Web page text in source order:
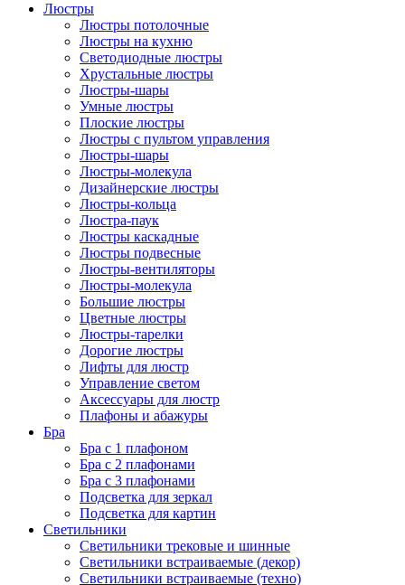
Люстры
Люстры потолочные
Люстры на кухню
Светодиодные люстры
Хрустальные люстры
Люстры-шары
Умные люстры
Плоские люстры
Люстры с пультом управления
Люстры-шары
Люстры-молекула
Дизайнерские люстры
Люстры-кольца
Люстра-паук
Люстры каскадные
Люстры подвесные
Люстры-вентиляторы
Люстры-молекула
Большие люстры
Цветные люстры
Люстры-тарелки
Дорогие люстры
Лифты для люстр
Управление светом
Аксессуары для люстр
Плафоны и абажуры
Бра
Бра с 1 плафоном
Бра с 2 плафонами
Бра с 3 плафонами
Подсветка для зеркал
Подсветка для картин
Светильники
Светильники трековые и шинные
Светильники встраиваемые (декор)
Светильники встраиваемые (техно)